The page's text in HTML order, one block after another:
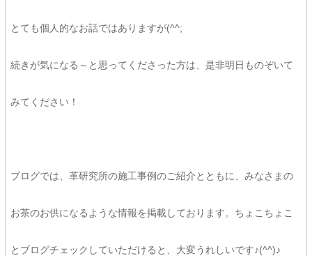
とても個人的なお話ではありますが(^^;
続きが気になる～と思ってくださった方は、是非明日ものぞいて
みてください！
ブログでは、革研究所の施工事例のご紹介とともに、みなさまの
お茶のお供になるような情報を掲載しております。ちょこちょこ
とブログチェックしていただけると、大変うれしいです♪(^^)♪